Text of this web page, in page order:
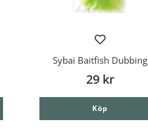
Sybai Baitfish Dubbing
29 kr
Köp